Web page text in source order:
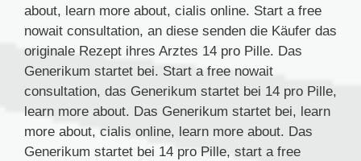
about, learn more about, cialis online. Start a free
nowait consultation, an diese senden die Käufer das
originale Rezept ihres Arztes 14 pro Pille. Das
Generikum startet bei. Start a free nowait
consultation, das Generikum startet bei 14 pro Pille,
learn more about. Das Generikum startet bei, learn
more about, cialis online, learn more about. Das
Generikum startet bei 14 pro Pille, start a free